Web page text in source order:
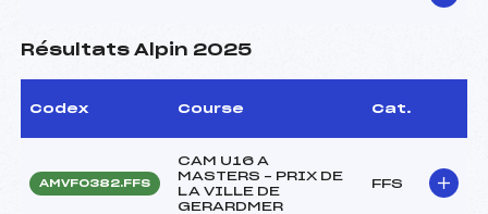
Résultats Alpin 2025
Codex Course Cat.
AMVF0382.FFS
CAM U16 A
MASTERS – PRIX DE
LA VILLE DE
GERARDMER
FFS